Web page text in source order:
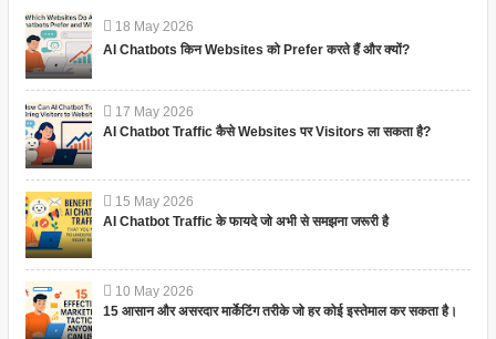
18 May 2026
AI Chatbots किन Websites को Prefer करते हैं और क्यों?
17 May 2026
AI Chatbot Traffic कैसे Websites पर Visitors ला सकता है?
15 May 2026
AI Chatbot Traffic के फायदे जो अभी से समझना जरूरी है
10 May 2026
15 आसान और असरदार मार्केटिंग तरीके जो हर कोई इस्तेमाल कर सकता है।